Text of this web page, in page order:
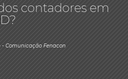
contadores em
- Comunicação Fenacon